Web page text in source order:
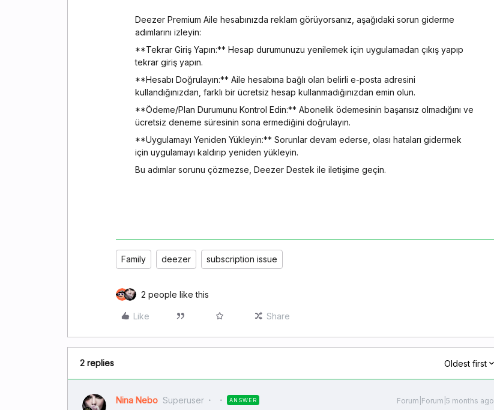
Deezer Premium Aile hesabınızda reklam görüyorsanız, aşağıdaki sorun giderme
adımlarını izleyin:
**Tekrar Giriş Yapın:** Hesap durumunuzu yenilemek için uygulamadan çıkış yapıp
tekrar giriş yapın.
**Hesabı Doğrulayın:** Aile hesabına bağlı olan belirli e-posta adresini
kullandığınızdan, farklı bir ücretsiz hesap kullanmadığınızdan emin olun.
**Ödeme/Plan Durumunu Kontrol Edin:** Abonelik ödemesinin başarısız olmadığını ve
ücretsiz deneme süresinin sona ermediğini doğrulayın.
**Uygulamayı Yeniden Yükleyin:** Sorunlar devam ederse, olası hataları gidermek
için uygulamayı kaldırıp yeniden yükleyin.
Bu adımlar sorunu çözmezse, Deezer Destek ile iletişime geçin.
Family deezer subscription issue
2 people like this
Like Share
2 replies Oldest first
Nina Nebo Superuser ANSWER Forum|Forum|5 months ago